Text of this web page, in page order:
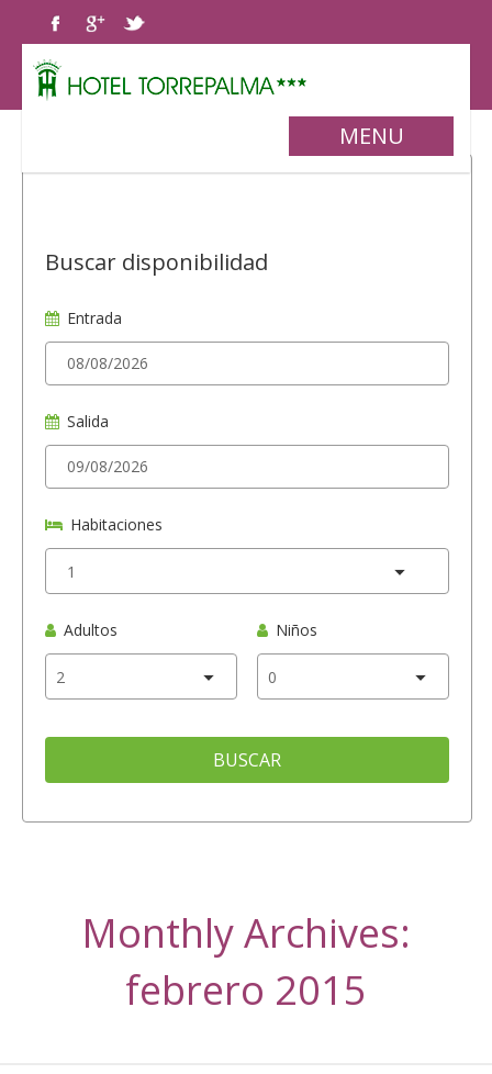
MENU
Buscar disponibilidad
Entrada
Salida
Habitaciones
Adultos Niños
BUSCAR
Monthly Archives:
febrero 2015